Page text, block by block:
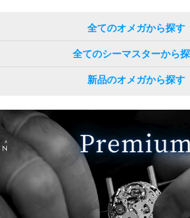
全てのオメガから探す
全てのシーマスターから
新品のオメガから探す